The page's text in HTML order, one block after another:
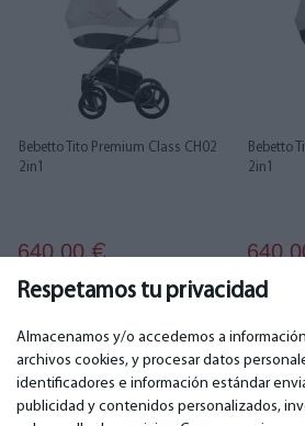
Respetamos tu privacidad
Almacenamos y/o accedemos a
archivos cookies, y procesar datos
identificadores e información estándar
publicidad y contenidos personalizados,
Bebetto Tito Premium Class CH02
2in1
640.00€
Bebetto
2in1
IMPORTANTE